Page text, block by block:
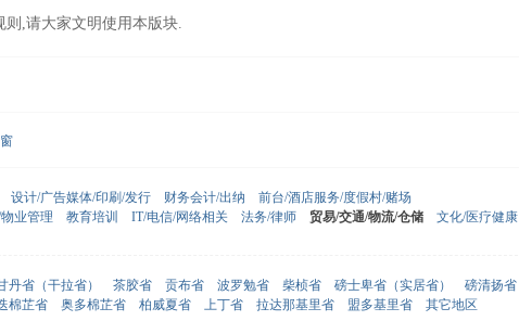
,请大家文明使用本版块.
设计/广告媒体/印刷/发行 财务会计/出纳
前台/酒店服务/度假村/赌场
业管理 教育培训 IT/电信/网络相关 法务/律师 贸易/交通/物流/仓储
文化/医疗健康
丹省（干拉省） 茶胶省 贡布省 波罗勉省 柴桢省 磅士卑省（实居省）
磅清扬省
棉芷省 奥多棉芷省 柏威夏省 上丁省 拉达那基里省 盟多基里省 其它地区